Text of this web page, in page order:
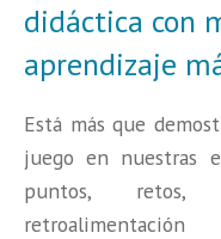
didáctica con
aprendizaje
Está más que
juego en nuestras
puntos, retos,